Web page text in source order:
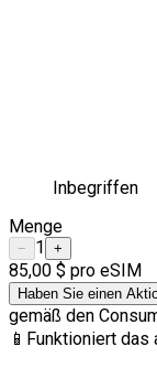
Inbegriffen
Menge
− 1 +
85,00 $ pro eSIM
Haben Sie einen
gemäß den
📱 Funktioniert das